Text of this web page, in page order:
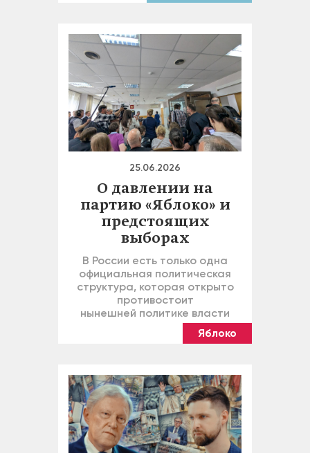
25.06.2026
О давлении на
партию «Яблоко» и
предстоящих
выборах
В России есть только одна
официальная политическая
структура, которая открыто
противостоит
нынешней политике власти
Яблоко